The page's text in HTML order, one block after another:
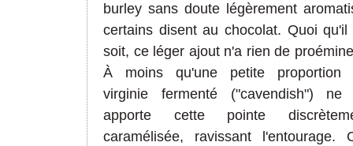
burley sans doute légèrement
certains disent au chocolat. Quoi qu'il
soit, ce léger ajout n'a rien de
À moins qu'une petite proportion
virginie fermenté ("cavendish") ne
apporte cette pointe
caramélisée, ravissant l'entourage.